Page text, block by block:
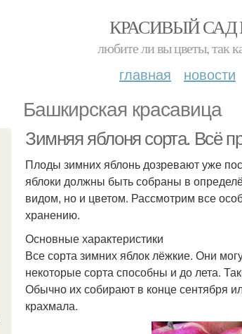
КРАСИВЫЙ САД
любите ли вы цветы, так
главная новости
Башкирская красавица
Зимняя яблоня сорта. Всё
Плоды зимних яблонь дозревают уже
яблоки должны быть собраны в
видом, но и цветом. Рассмотрим все
хранению.
Основные характеристики
Все сорта зимних яблок лёжкие. Они
некоторые сорта способны и до лета.
Обычно их собирают в конце сентября
крахмала.